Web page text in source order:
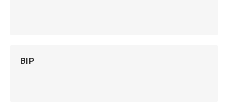
BIP